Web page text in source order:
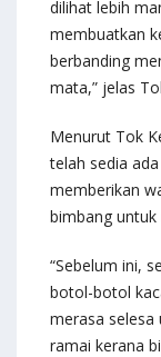
dilihat lebih
membuatkan
berbanding
mata,” jelas
Menurut Tok
telah sedia
memberikan
bimbang
“Sebelum ini,
botol-botol
merasa selesa
ramai kerana